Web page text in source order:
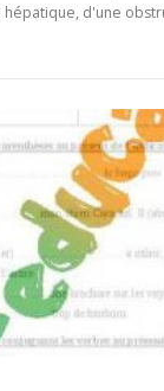
hépatique, d'une